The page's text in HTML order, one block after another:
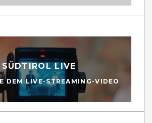
SÜDTIROL LIVE
DEM LIVE-STREAMING-VIDEO